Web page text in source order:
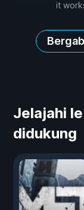
it
Jelajahi
didukung